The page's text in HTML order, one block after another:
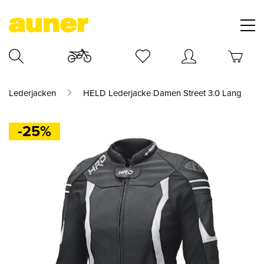
Lederjacken HELD Lederjacke Damen Street 3.0 Lang
-25%